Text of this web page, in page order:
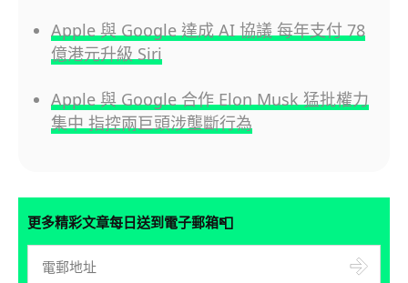
Apple 與 Google 達成 AI 協議 每年支付 78
億港元升級 Siri
Apple 與 Google 合作 Elon Musk 猛批權力
集中 指控兩巨頭涉壟斷行為
更多精彩文章每日送到電子郵箱📮